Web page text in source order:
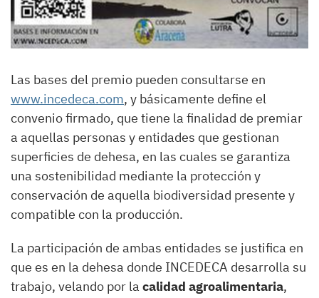
Las bases del premio pueden consultarse en
www.incedeca.com, y básicamente define el
convenio firmado, que tiene la finalidad de premiar
a aquellas personas y entidades que gestionan
superficies de dehesa, en las cuales se garantiza
una sostenibilidad mediante la protección y
conservación de aquella biodiversidad presente y
compatible con la producción.
La participación de ambas entidades se justifica en
que es en la dehesa donde INCEDECA desarrolla su
trabajo, velando por la calidad agroalimentaria,